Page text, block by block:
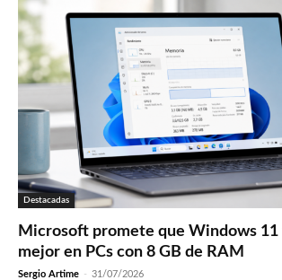
Destacadas
Microsoft promete que Windows 11
mejor en PCs con 8 GB de RAM
Sergio Artime - 31/07/2026